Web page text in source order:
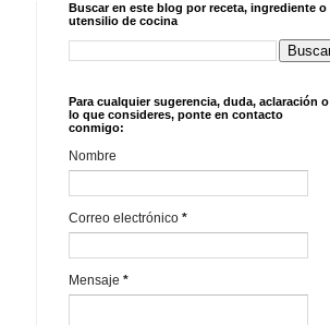
Buscar en este blog por receta, ingrediente o
utensilio de cocina
Para cualquier sugerencia, duda, aclaración o
lo que consideres, ponte en contacto
conmigo:
Nombre
Correo electrónico *
Mensaje *